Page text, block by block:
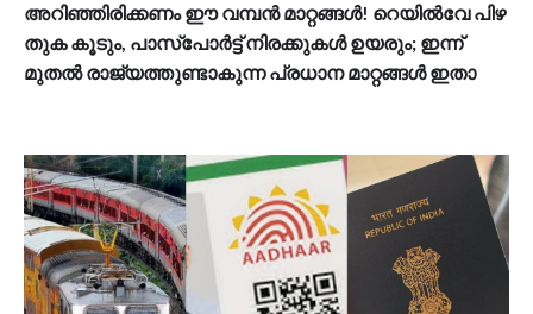
അറിഞ്ഞിരിക്കണം ഈ വമ്പൻ മാറ്റങ്ങൾ! റെയിൽവേ പിഴ
തുക കൂടും, പാസ്‌പോർട്ട് നിരക്കുകൾ ഉയരും; ഇന്ന്
മുതൽ രാജ്യത്തുണ്ടാകുന്ന പ്രധാന മാറ്റങ്ങൾ ഇതാ